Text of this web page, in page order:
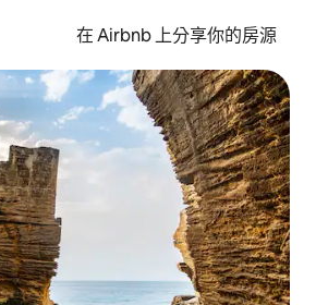
在 Airbnb 上分享你的房源